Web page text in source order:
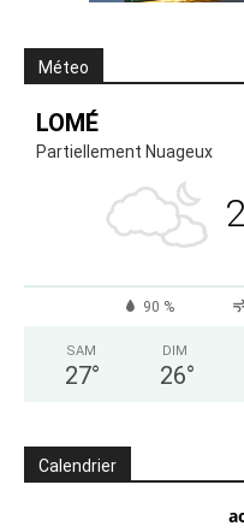
Méteo
LOMÉ
Partiellement Nuageux
90 %
SAM
27°
DIM
26°
Calendrier